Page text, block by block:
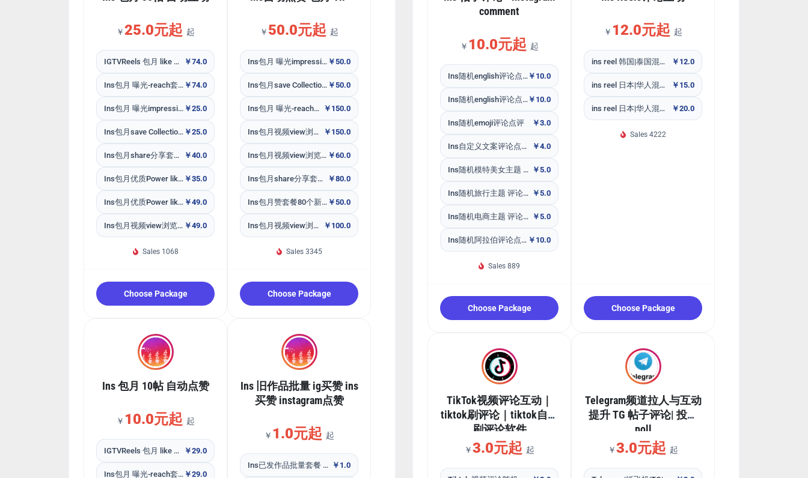
￥25.0元起 起
IGTVReels 包月 like 套餐30个新作品 ￥74.0
Ins包月 曝光-reach套餐30个新作品 ￥74.0
Ins包月 曝光impression套餐 30个新作品 ￥25.0
Ins包月save Collections套餐30个新作品 ￥25.0
Ins包月share分享套餐30个新作品 ￥40.0
Ins包月优质Power like mini 赞套餐像真人 30个新作品 ￥35.0
Ins包月优质Power like赞套餐像真人 30个新作品 ￥49.0
Ins包月视频view浏览播放量套餐30个新作品 快 ￥49.0
Sales 1068
Choose Package
￥ 50.0元起 起
Ins包月 曝光impression套餐 80个新作品 ￥50.0
Ins包月save Collections套餐80个新作品 ￥50.0
Ins包月 曝光-reach套餐80个新作品 ￥150.0
Ins包月视频view浏览播放量套餐80个新作品 韩国 ￥150.0
Ins包月视频view浏览播放量套餐80个新作品特价 无售后 ￥60.0
Ins包月share分享套餐80个新作品 ￥80.0
Ins包月赞套餐80个新作品 ￥50.0
Ins包月视频view浏览播放量套餐80个新作品 快 ￥100.0
Sales 3345
Choose Package
Ins 包月 10帖 自动点赞
￥ 10.0元起 起
IGTVReels 包月 like 套餐10个新作品 ￥29.0
Ins包月 曝光-reach套餐10个新作品 ￥29.0
Ins 旧作品批量 ig买赞 ins
买赞 instagram点赞
￥ 1.0元起 起
Ins已发作品批量套餐 曝光impression套餐 ￥1.0
comment
￥ 10.0元起 起
Ins随机english评论点评male男人 ￥10.0
Ins随机english评论点评female女人 ￥10.0
Ins随机emoji评论点评 ￥3.0
Ins自定义文案评论点评包补30天 ￥4.0
Ins随机模特美女主题 评论点评 ￥5.0
Ins随机旅行主题 评论点评 ￥5.0
Ins随机电商主题 评论点评 ￥5.0
Ins随机阿拉伯评论点评 ￥10.0
Sales 889
Choose Package
￥ 12.0元起 起
ins reel 韩国|泰国混合随机点评 ￥12.0
ins reel 日本|华人混合随机点评 ￥15.0
ins reel 日本|华人混合点评自定义 ￥20.0
Sales 4222
Choose Package
TikTok视频评论互动｜
tiktok刷评论｜tiktok自动
刷评论软件
￥3.0元起 起
Telegram频道拉人与互动
提升 TG 帖子评论| 投票
poll
￥3.0元起 起